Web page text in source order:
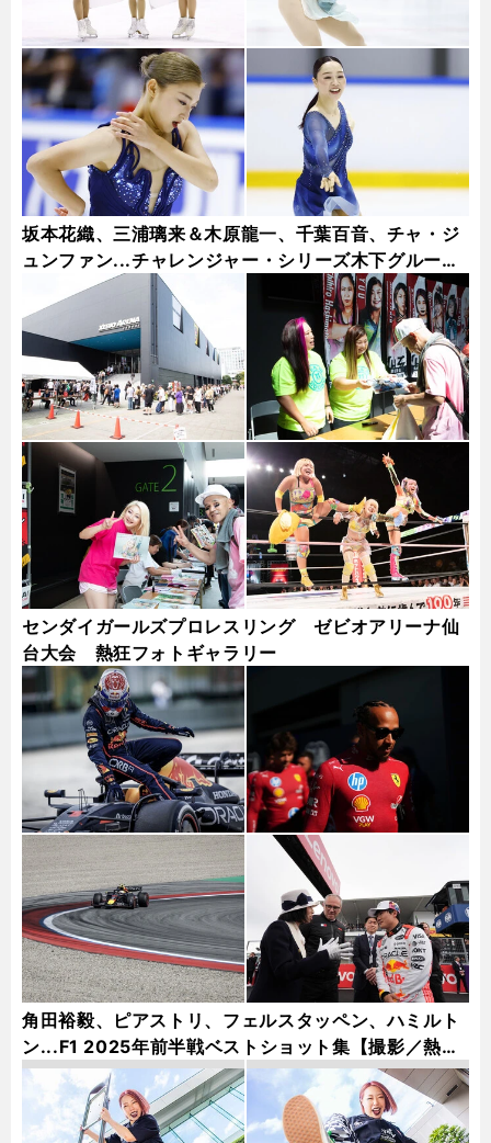
坂本花織、三浦璃来＆木原龍一、千葉百音、チャ・ジ
ュンファン...チャレンジャー・シリーズ木下グループ
杯フォトギャラリー
センダイガールズプロレスリング ゼビオアリーナ仙
台大会 熱狂フォトギャラリー
角田裕毅、ピアストリ、フェルスタッペン、ハミルト
ン...F1 2025年前半戦ベストショット集【撮影／熱田
護＆桜井淳雄】